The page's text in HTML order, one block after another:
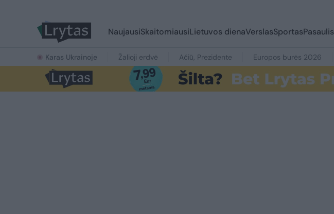
NaujausiSkaitomiausiLietuvos dienaVerslasSportasPasaulis
Karas Ukrainoje Žalioji erdvė Ačiū, Prezidente Europos burės 2026